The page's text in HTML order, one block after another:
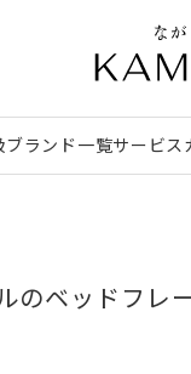
ブランド一覧サービス
のベッドフレ